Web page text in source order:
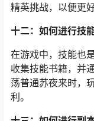
精英挑战，以便更
十二：如何进行技
在游戏中，技能也
收集技能书籍，并
荡普通苏夜来时，
利。